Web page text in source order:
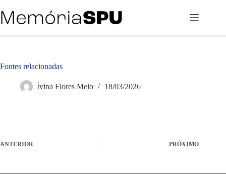
para
o
Fontes relacionadas
Ívina Flores Melo 18/03/2026
ANTERIOR PRÓXIMO